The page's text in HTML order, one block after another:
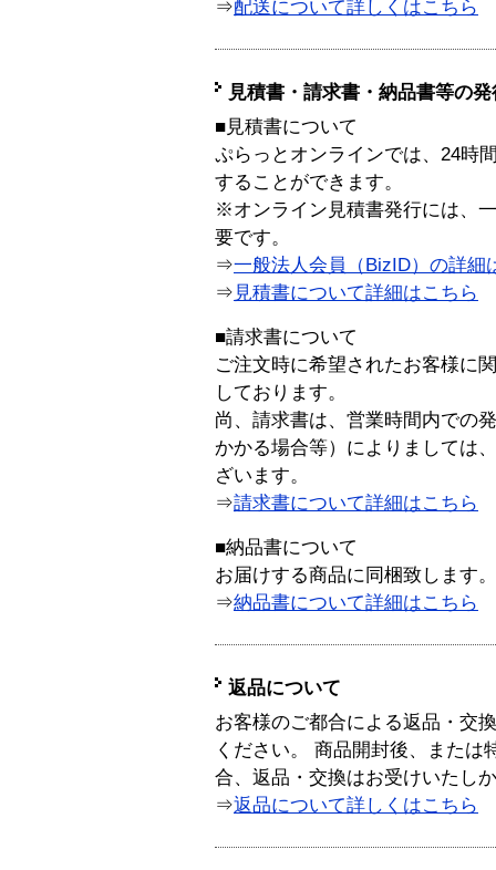
⇒配送について詳しくはこちら
見積書・請求書・納品書等の
■見積書について
ぷらっとオンラインでは、24時
することができます。
※オンライン見積書発行には、
要です。
⇒一般法人会員（BizID）の詳細
⇒ 見積書について詳細はこちら
■請求書について
ご注文時に希望されたお客様に
しております。
尚、請求書は、営業時間内での
かかる場合等）によりましては
ざいます。
⇒請求書について詳細はこちら
■納品書について
お届けする商品に同梱致します。
⇒納品書について詳細はこちら
返品について
お客様のご都合による返品・交
ください。 商品開封後、または
合、返品・交換はお受けいたし
⇒返品について詳しくはこちら